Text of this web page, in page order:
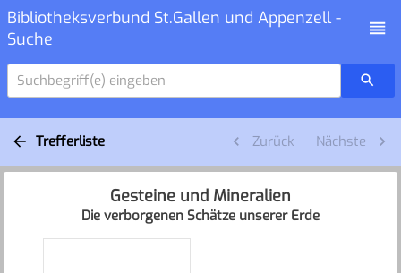
Bibliotheksverbund St.Gallen und Appenzell -
Suche
Suchbegriff(e) eingeben
Trefferliste Zurück Nächste
Gesteine und Mineralien
Die verborgenen Schätze unserer Erde